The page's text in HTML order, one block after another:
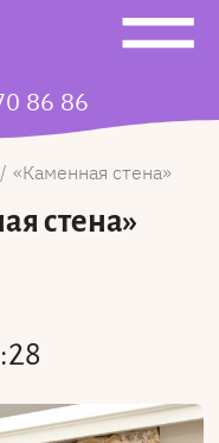
86 86
Каменная стена
стена»